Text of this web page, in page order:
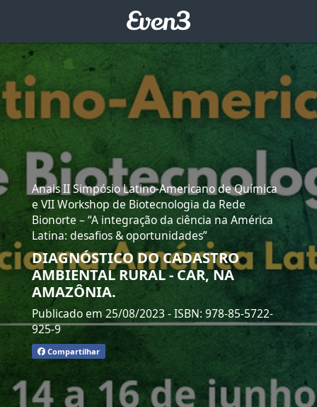
Anais II Simpósio Latino-Americano de Química
e VII Workshop de Biotecnologia da Rede
Bionorte – “A integração da ciência na América
Latina: desafios & oportunidades”
DIAGNÓSTICO DO CADASTRO
AMBIENTAL RURAL - CAR, NA
AMAZÔNIA.
Publicado em 25/08/2023 - ISBN: 978-85-5722-
925-9
Compartilhar